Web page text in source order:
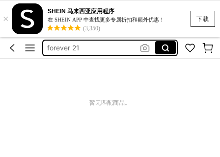
下载
×
SHEIN 马来西亚应用程序
在 SHEIN APP 中查找更多专属折扣和额外优惠！
(3,350)
aloruh
motf
forever 21
暂无匹配商品。